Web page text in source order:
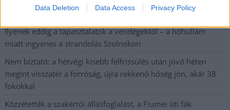
Data Deletion Data Access Privacy Policy
ugyanazokból a szögekből
Ilyenek eddig a tapasztalatok a vendégektől – a hőhullám
miatt ingyenes a strandolás Szolnokon
Nem biztató: a hétvégi kisebb felfrissülés után jövő héten
megint visszatér a forróság, újra rekkenő hőség jön, akár 38
fokokkal
Közzétették a szakértői állásfoglalást, a Fiumei úti fák